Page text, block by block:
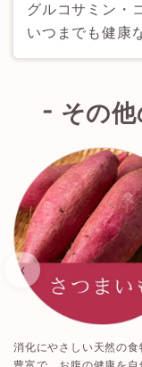
グルコサミン・
いつまでも健康
- その
‹
消化にやさしい天然の食